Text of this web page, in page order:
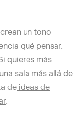
un tono
qué pensar.
quieres más
sala más allá de
de ideas de
.